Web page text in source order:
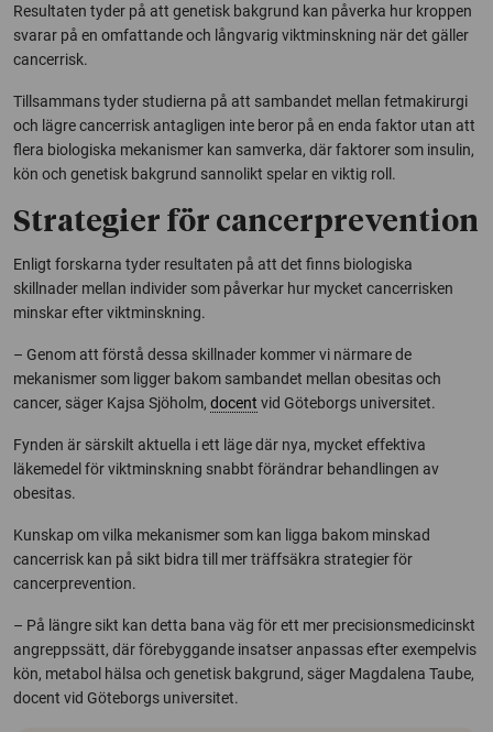
Resultaten tyder på att genetisk bakgrund kan påverka hur kroppen
svarar på en omfattande och långvarig viktminskning när det gäller
cancerrisk.
Tillsammans tyder studierna på att sambandet mellan fetmakirurgi
och lägre cancerrisk antagligen inte beror på en enda faktor utan att
flera biologiska mekanismer kan samverka, där faktorer som insulin,
kön och genetisk bakgrund sannolikt spelar en viktig roll.
Strategier för cancerprevention
Enligt forskarna tyder resultaten på att det finns biologiska
skillnader mellan individer som påverkar hur mycket cancerrisken
minskar efter viktminskning.
– Genom att förstå dessa skillnader kommer vi närmare de
mekanismer som ligger bakom sambandet mellan obesitas och
cancer, säger Kajsa Sjöholm, docent vid Göteborgs universitet.
Fynden är särskilt aktuella i ett läge där nya, mycket effektiva
läkemedel för viktminskning snabbt förändrar behandlingen av
obesitas.
Kunskap om vilka mekanismer som kan ligga bakom minskad
cancerrisk kan på sikt bidra till mer träffsäkra strategier för
cancerprevention.
– På längre sikt kan detta bana väg för ett mer precisionsmedicinskt
angreppssätt, där förebyggande insatser anpassas efter exempelvis
kön, metabol hälsa och genetisk bakgrund, säger Magdalena Taube,
docent vid Göteborgs universitet.